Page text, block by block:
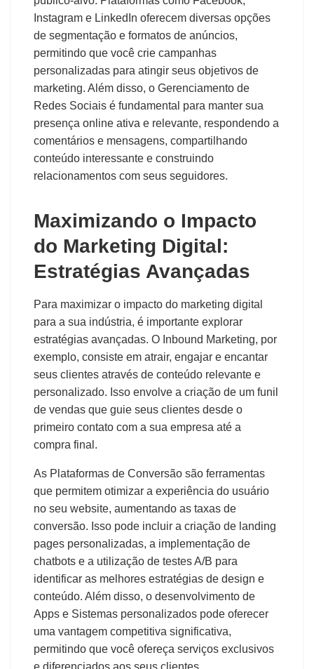
Instagram e LinkedIn oferecem diversas opções
de segmentação e formatos de anúncios,
permitindo que você crie campanhas
personalizadas para atingir seus objetivos de
marketing. Além disso, o Gerenciamento de
Redes Sociais é fundamental para manter sua
presença online ativa e relevante, respondendo a
comentários e mensagens, compartilhando
conteúdo interessante e construindo
relacionamentos com seus seguidores.
Maximizando o Impacto
do Marketing Digital:
Estratégias Avançadas
Para maximizar o impacto do marketing digital
para a sua indústria, é importante explorar
estratégias avançadas. O Inbound Marketing, por
exemplo, consiste em atrair, engajar e encantar
seus clientes através de conteúdo relevante e
personalizado. Isso envolve a criação de um funil
de vendas que guie seus clientes desde o
primeiro contato com a sua empresa até a
compra final.
As Plataformas de Conversão são ferramentas
que permitem otimizar a experiência do usuário
no seu website, aumentando as taxas de
conversão. Isso pode incluir a criação de landing
pages personalizadas, a implementação de
chatbots e a utilização de testes A/B para
identificar as melhores estratégias de design e
conteúdo. Além disso, o desenvolvimento de
Apps e Sistemas personalizados pode oferecer
uma vantagem competitiva significativa,
permitindo que você ofereça serviços exclusivos
e diferenciados aos seus clientes.